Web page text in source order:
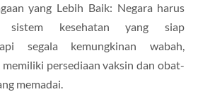
yang Lebih Baik: Negara harus
sistem kesehatan yang siap
segala kemungkinan wabah,
persediaan vaksin dan obat-
memadai.